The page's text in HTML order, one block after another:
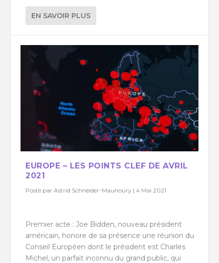
EN SAVOIR PLUS
EUROPE – LES POINTS CLEF DE AVRIL
2021
Posté parAstrid Schneider-Maunoury |4 Mai 2021
Premier acte : Joe Bidden, nouveau président
américain, honore de sa présence une réunion du
Conseil Européen dont le président est Charles
Michel, un parfait inconnu du grand public, qui